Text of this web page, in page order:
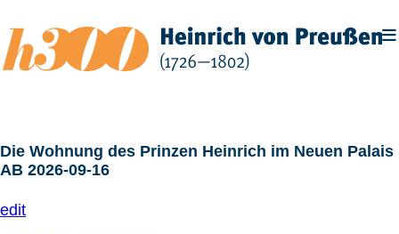
Inhalt
springen
Die Wohnung des Prinzen Heinrich im Neuen Palais
AB 2026-09-16
edit